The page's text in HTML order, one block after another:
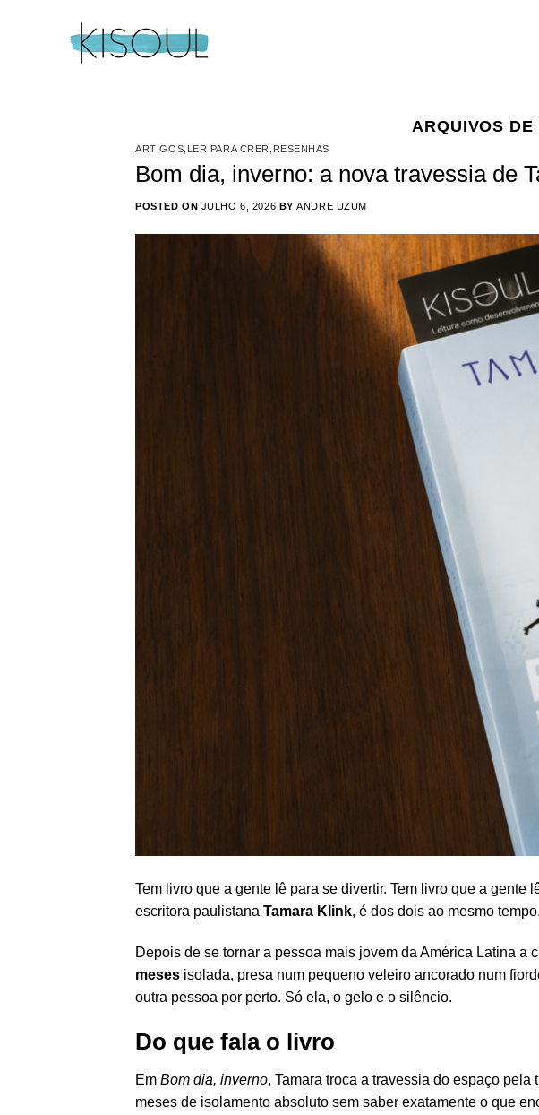
ARQUIVOS DE
ARTIGOS LER PARA CRER RESENHAS
Bom dia, inverno: a nova travessia de
POSTED ON JULHO 6, 2026 BYANDRE UZUM
Tem livro que a gente lê para se divertir. Tem livro que a
escritora paulistanaTamara Klink, é dos dois ao mesmo tempo.
Depois de se tornar a pessoa mais jovem da América Latina
meses isolada, presa num pequeno veleiro ancorado num
outra pessoa por perto. Só ela, o gelo e o silêncio.
Do que fala o livro
EmBom dia, inverno, Tamara troca a travessia do espaço
meses de isolamento absoluto sem saber exatamente o que